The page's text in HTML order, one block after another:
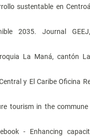
sustentable en
2035. Journal
La Maná, cantón
y El Caribe Oficina
tourism in the
- Enhancing